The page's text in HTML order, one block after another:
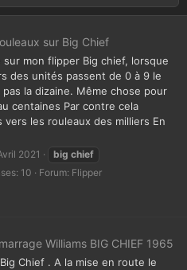
sur Big Chief
sur mon flipper Big chief, lorsque
des unités passent de 0 à 9 le
la dizaine. Même chose pour
centaines Par contre cela
les rouleaux des milliers En
2021 big chief
10 Forum: Flipper
Williams BIG CHIEF 1965
Chief . A la mise en route le